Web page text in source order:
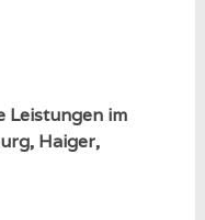
Leistungen im
Haiger,